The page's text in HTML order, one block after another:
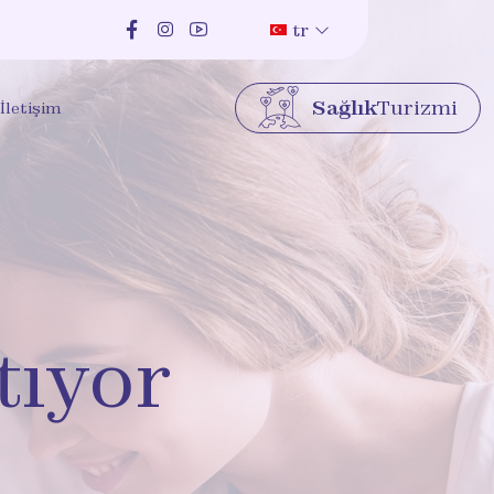
tr
İletişim SağlıkTurizmi